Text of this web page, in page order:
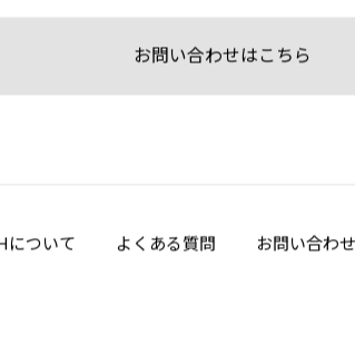
お問い合わせはこちら
について よくある質問 お問い合わせ